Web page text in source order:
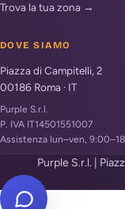
Trova la tua zona →
DOVE SIAMO
Piazza di Campitelli, 2
00186 Roma · IT
Purple S.r.l.
P. IVA IT14501551007
Assistenza lun–ven,
Purple S.r.l. |